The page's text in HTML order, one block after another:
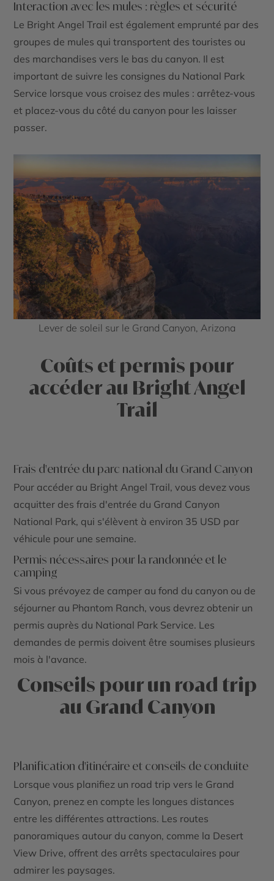
Interaction avec les mules : règles et sécurité
Le Bright Angel Trail est également emprunté par des
groupes de mules qui transportent des touristes ou
des marchandises vers le bas du canyon. Il est
important de suivre les consignes du National Park
Service lorsque vous croisez des mules : arrêtez-vous
et placez-vous du côté du canyon pour les laisser
passer.
Lever de soleil sur le Grand Canyon, Arizona
Coûts et permis pour
accéder au Bright Angel
Trail
Frais d'entrée du parc national du Grand Canyon
Pour accéder au Bright Angel Trail, vous devez vous
acquitter des frais d'entrée du Grand Canyon
National Park, qui s'élèvent à environ 35 USD par
véhicule pour une semaine.
Permis nécessaires pour la randonnée et le
camping
Si vous prévoyez de camper au fond du canyon ou de
séjourner au Phantom Ranch, vous devrez obtenir un
permis auprès du National Park Service. Les
demandes de permis doivent être soumises plusieurs
mois à l'avance.
Conseils pour un road trip
au Grand Canyon
Planification d'itinéraire et conseils de conduite
Lorsque vous planifiez un road trip vers le Grand
Canyon, prenez en compte les longues distances
entre les différentes attractions. Les routes
panoramiques autour du canyon, comme la Desert
View Drive, offrent des arrêts spectaculaires pour
admirer les paysages.